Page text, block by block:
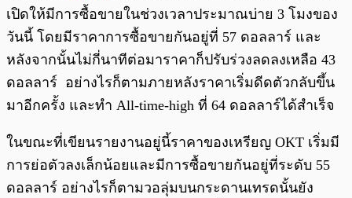
เปิดให้มีการซื้อขายในช่วงเวลาประมาณบ่าย 3 โมงของ
วันนี้ โดยมีราคาการซื้อขายกันอยู่ที่ 57 ดอลลาร์ และ
หลังจากนั้นไม่กี่นาทีต่อมาราคาก็ปรับร่วงลดลงเหลือ 43
ดอลลาร์ อย่างไรก็ตามภายหลังราคาเริ่มดีดตัวกลับขึ้น
มาอีกครั้ง และทำ All-time-high ที่ 64 ดอลลาร์ได้สำเร็จ
ในขณะที่เขียนรายงานอยู่นี้ราคาของเหรียญ OKT เริ่มมี
การย่อตัวลงเล็กน้อยและมีการซื้อขายกันอยู่ที่ระดับ 55
ดอลลาร์ อย่างไรก็ตามวอลุ่มบนกระดานเทรดนั้นยัง